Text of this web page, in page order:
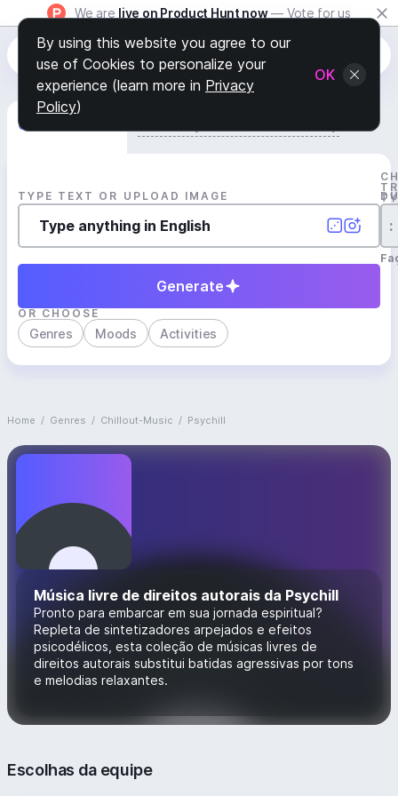
We are live on Product Hunt now — Vote for us
Generate Track
TYPE TEXT OR UPLOAD IMAGE
:
Generate
OR CHOOSE
Genres Moods Activities
Home / Genres / Chillout-Music / Psychill
Música livre de direitos autorais da Psychill
Pronto para embarcar em sua jornada espiritual?
Repleta de sintetizadores arpejados e efeitos
psicodélicos, esta coleção de músicas livres de
direitos autorais substitui batidas agressivas por tons
e melodias relaxantes.
Escolhas da equipe
By using this website you agree to our
use of Cookies to personalize your
experience (learn more in Privacy
Policy)
OK